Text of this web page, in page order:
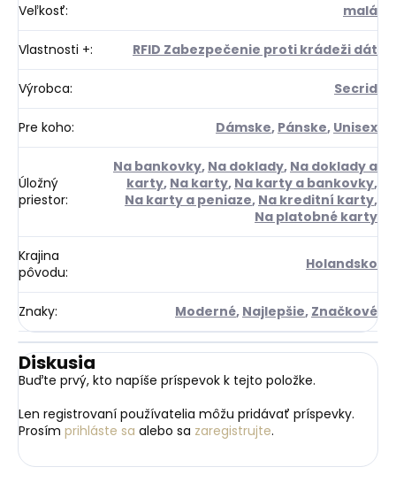
Veľkosť: malá
Vlastnosti +: RFID Zabezpečenie proti krádeži dát
Výrobca: Secrid
Pre koho: Dámske, Pánske, Unisex
Úložný
priestor:
Na bankovky, Na doklady, Na doklady a
karty, Na karty, Na karty a bankovky,
Na karty a peniaze, Na kreditní karty,
Na platobné karty
Krajina
pôvodu: Holandsko
Znaky: Moderné, Najlepšie, Značkové
Diskusia
Buďte prvý, kto napíše príspevok k tejto položke.
Len registrovaní používatelia môžu pridávať príspevky.
Prosím prihláste sa alebo sa zaregistrujte.